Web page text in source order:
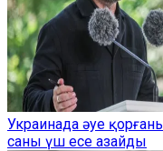
Украинада әуе
саны үш есе азайды